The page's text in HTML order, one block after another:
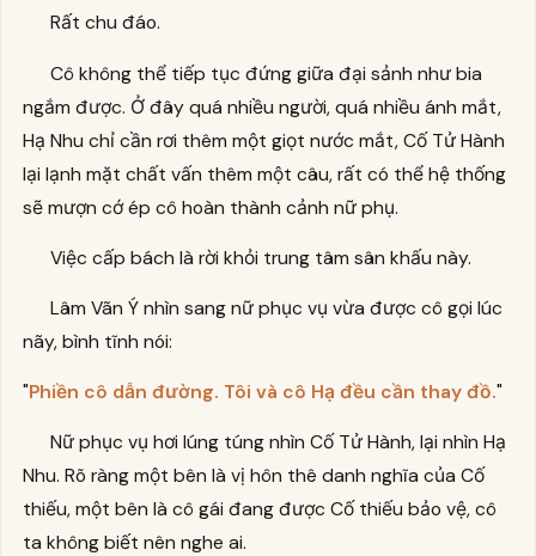
Rất chu đáo.
Cô không thể tiếp tục đứng giữa đại sảnh như bia
ngắm được. Ở đây quá nhiều người, quá nhiều ánh mắt,
Hạ Nhu chỉ cần rơi thêm một giọt nước mắt, Cố Tử Hành
lại lạnh mặt chất vấn thêm một câu, rất có thể hệ thống
sẽ mượn cớ ép cô hoàn thành cảnh nữ phụ.
Việc cấp bách là rời khỏi trung tâm sân khấu này.
Lâm Vãn Ý nhìn sang nữ phục vụ vừa được cô gọi lúc
nãy, bình tĩnh nói:
"Phiền cô dẫn đường. Tôi và cô Hạ đều cần thay đồ."
Nữ phục vụ hơi lúng túng nhìn Cố Tử Hành, lại nhìn Hạ
Nhu. Rõ ràng một bên là vị hôn thê danh nghĩa của Cố
thiếu, một bên là cô gái đang được Cố thiếu bảo vệ, cô
ta không biết nên nghe ai.